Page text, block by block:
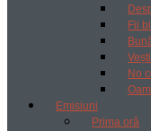
Fii
No
Emisiuni
Prima oră